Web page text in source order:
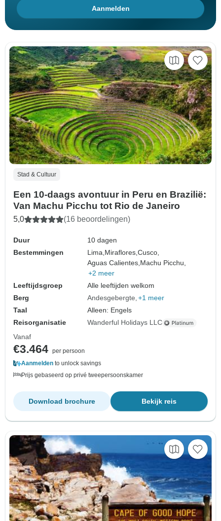
Aanmelden
Stad & Cultuur
Een 10-daags avontuur in Peru en Brazilië:
Van Machu Picchu tot Rio de Janeiro
5,0 (16 beoordelingen)
Duur
10 dagen
Bestemmingen
Lima,Miraflores,Cusco,
Aguas Calientes,Machu Picchu,
+2 meer
Leeftijdsgroep
Alle leeftijden welkom
Berg
Andesgebergte +1 meer
Taal
Alleen: Engels
Reisorganisatie
Wanderful Holidays LLC
Vanaf
€3.464 per persoon
Aanmelden to unlock savings
Prijs gebaseerd op privé tweepersoonskamer
Bekijk reis
Download brochure